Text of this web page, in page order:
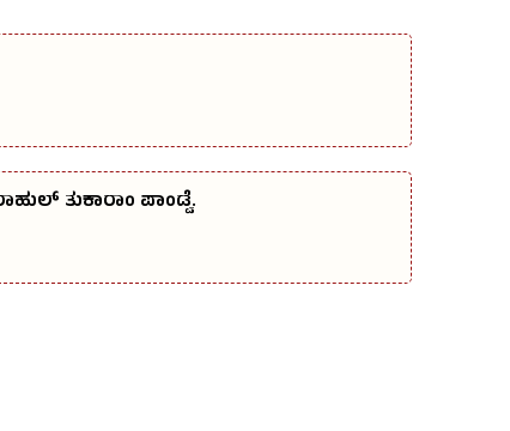
ತುಕಾರಾಂ ಪಾಂಡ್ವೆ.